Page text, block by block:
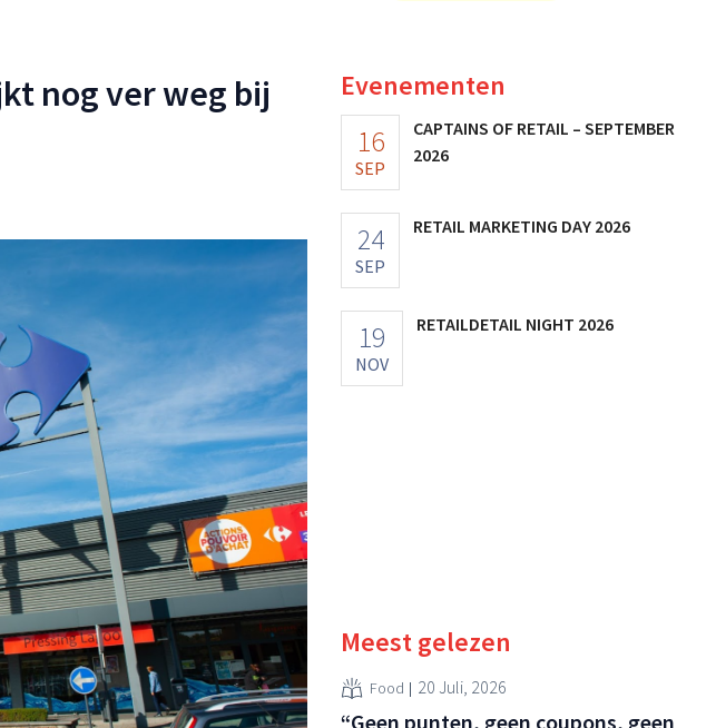
nog ver weg bij
Evenementen
16
SEP
CAPTAINS OF RETAIL – SEPTEMBER
2026
24
SEP
RETAIL MARKETING DAY 2026
19
NOV
RETAILDETAIL NIGHT 2026
Meest gelezen
Food 20 Juli, 2026
“Geen punten, geen coupons, geen